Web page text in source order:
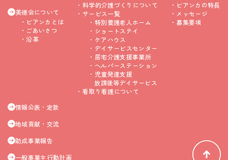
美徳会について
ビアンカとは
ごあいさつ
沿革
科学的介護づくりについて
サービス一覧
特別養護老人ホーム
ショートステイ
ケアハウス
デイサービスセンター
居宅介護支援事業所
ヘルパーステーション
児童発達支援
放課後等デイサービス
看取り看護について
ビアンカの特長
メッセージ
募集要項
情報公表・定款
地域貢献・交流
助成事業報告
一般事業主行動計画